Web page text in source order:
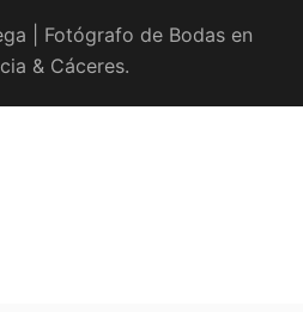
| Fotógrafo de Bodas en
& Cáceres.